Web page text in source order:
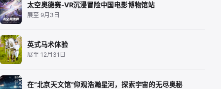
太空奥德赛-VR沉浸冒险中国电影博物馆站
展至 9月3日
英式马术体验
展至 12月31日
在“北京天文馆”仰观浩瀚星河，探索宇宙的无尽奥秘